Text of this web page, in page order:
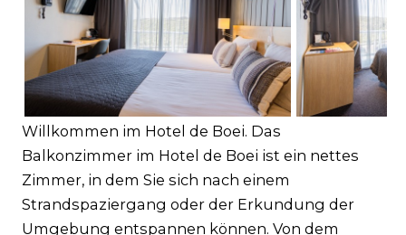
Willkommen im Hotel de Boei. Das
Balkonzimmer im Hotel de Boei ist ein nettes
Zimmer, in dem Sie sich nach einem
Strandspaziergang oder der Erkundung der
Umgebung entspannen können. Von dem